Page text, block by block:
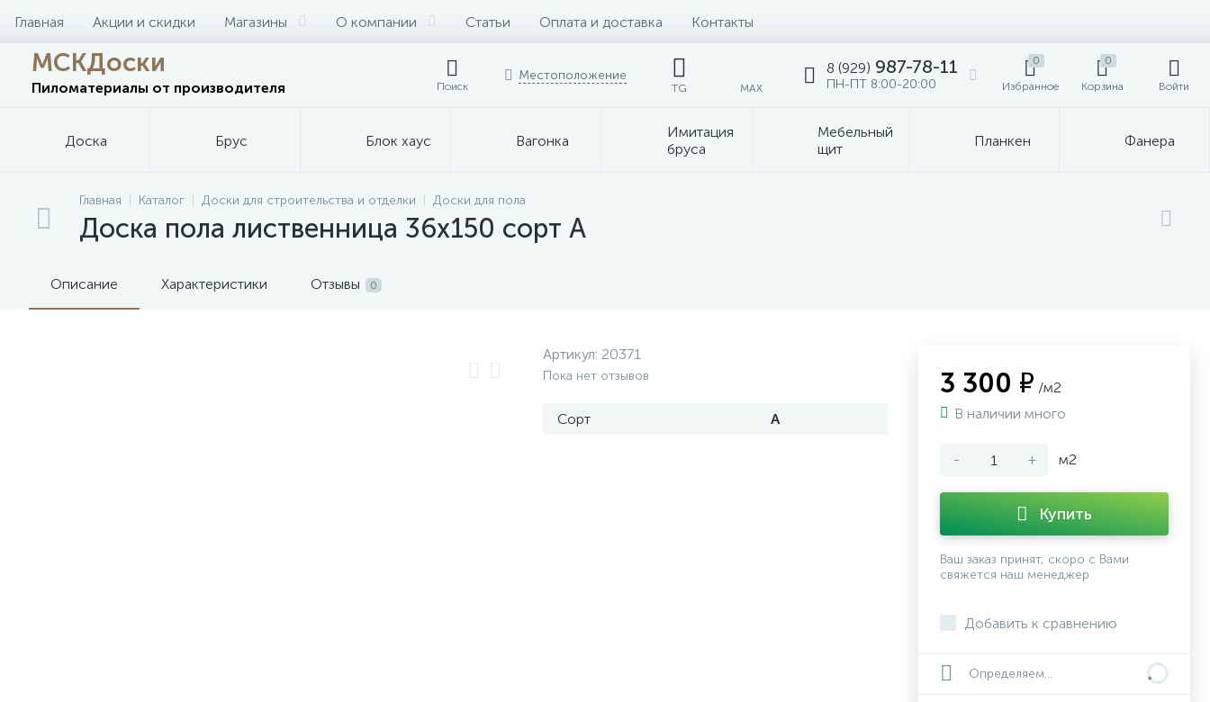
Главная Акции и скидки Магазины О компании Статьи Оплата и доставка Контакты
МСКДоски
Пиломатериалы от производителя Поиск
Местоположение
TG MAX
8 (929) 987-78-11
ПН-ПТ 8:00-20:00
0
Избранное
0
Корзина Войти
Доска Брус Блок хаус Вагонка
Имитация
бруса
Мебельный
щит
Планкен Фанера
Главная Каталог Доски для строительства и отделки Доски для пола
Доска пола лиственница 36х150 сорт А
Описание Характеристики Отзывы 0
Артикул: 20371
Пока нет отзывов
Сорт А
3 300 ₽ /м2
В наличии много
- + м2
Купить
Ваш заказ принят, скоро с Вами
свяжется наш менеджер
Добавить к сравнению
Определяем...